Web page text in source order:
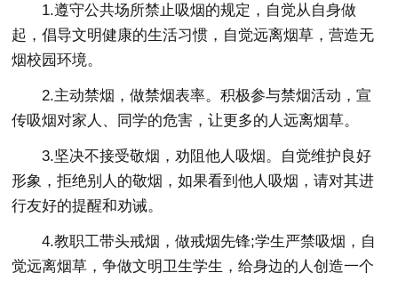
1.遵守公共场所禁止吸烟的规定，自觉从自身做
起，倡导文明健康的生活习惯，自觉远离烟草，营造无
烟校园环境。
2.主动禁烟，做禁烟表率。积极参与禁烟活动，宣
传吸烟对家人、同学的危害，让更多的人远离烟草。
3.坚决不接受敬烟，劝阻他人吸烟。自觉维护良好
形象，拒绝别人的敬烟，如果看到他人吸烟，请对其进
行友好的提醒和劝诫。
4.教职工带头戒烟，做戒烟先锋;学生严禁吸烟，自
觉远离烟草，争做文明卫生学生，给身边的人创造一个